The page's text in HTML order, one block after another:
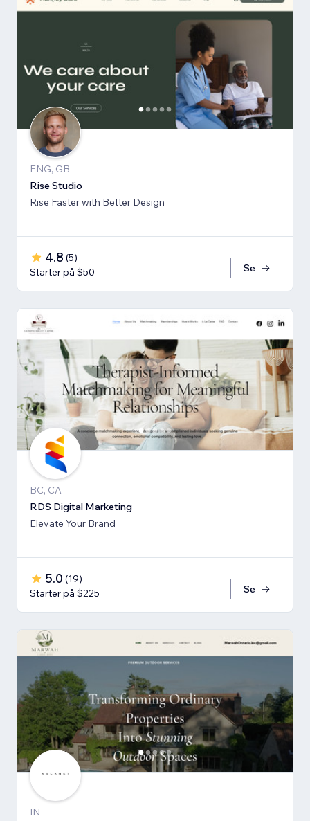
ENG, GB
Rise Studio
Rise Faster with Better Design
4.8 (5)
Starter på $50
Se
BC, CA
RDS Digital Marketing
Elevate Your Brand
5.0 (19)
Starter på $225
Se
IN